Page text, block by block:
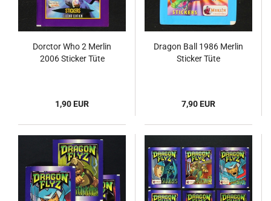
Dorctor Who 2 Merlin
2006 Sticker Tüte
1,90 EUR
Dragon Ball 1986 Merlin
Sticker Tüte
7,90 EUR